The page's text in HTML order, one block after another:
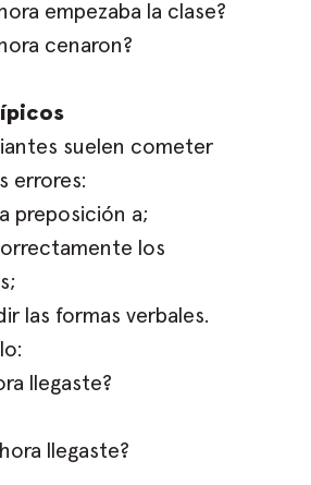
empezaba la clase?
cenaron?
suelen cometer
errores:
preposición a;
los
las formas verbales.
llegaste?
llegaste?